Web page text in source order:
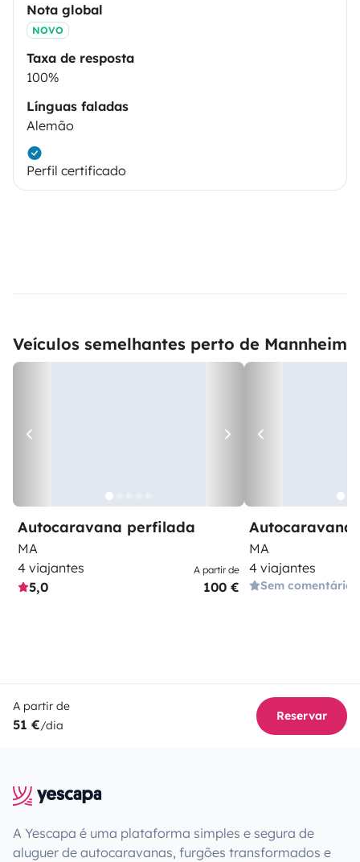
Nota global
NOVO
Taxa de resposta
100%
Línguas faladas
Alemão
Perfil certificado
Veículos semelhantes perto de Mannheim
Autocaravana perfilada
MA
4 viajantes
5,0
A partir de
100 €
MA
4 viajantes
Sem comentários
A partir de
51 €/dia
Reservar
A Yescapa é uma plataforma simples e segura de
aluguer de autocaravanas, furgões transformados e